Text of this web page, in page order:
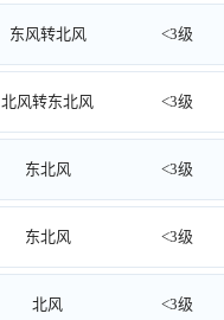
东风转北风 <3级
北风转东北风 <3级
东北风 <3级
东北风 <3级
北风 <3级